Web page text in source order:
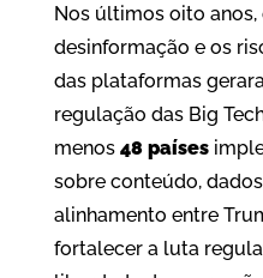
Nos últimos oito anos,
desinformação e os
das plataformas
regulação das Big
menos 48 países
sobre conteúdo,
alinhamento entre
fortalecer a luta